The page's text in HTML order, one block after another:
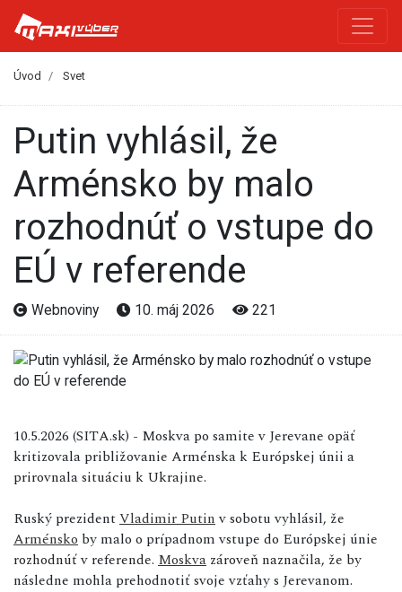
Úvod Svet
Putin vyhlásil, že
Arménsko by malo
rozhodnúť o vstupe do
EÚ v referende
Webnoviny 10. máj 2026 221
10.5.2026 (SITA.sk) - Moskva po samite v Jerevane opäť
kritizovala približovanie Arménska k Európskej únii a
prirovnala situáciu k Ukrajine.
Ruský prezidentVladimir Putinv sobotu vyhlásil, že
Arménsko by malo o prípadnom vstupe do Európskej únie
rozhodnúť v referende. Moskva zároveň naznačila, že by
následne mohla prehodnotiť svoje vzťahy s Jerevanom.